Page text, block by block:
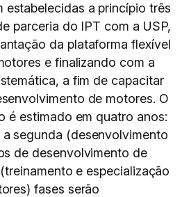
estabelecidas a princípio três
parceria do IPT com a USP,
da plataforma flexível
e finalizando com a
a fim de capacitar
de motores. O
é estimado em quatro anos:
segunda (desenvolvimento
de desenvolvimento de
e especialização
fases serão